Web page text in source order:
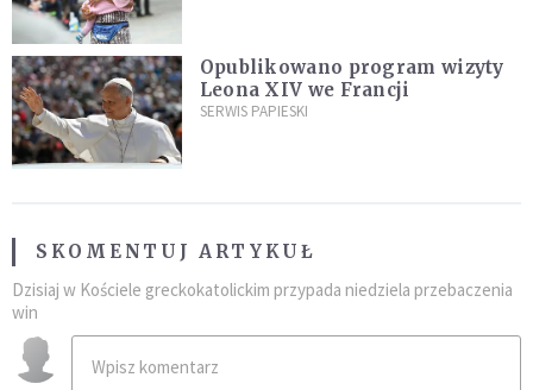
Opublikowano program wizyty
Leona XIV we Francji
SERWIS PAPIESKI
SKOMENTUJ ARTYKUŁ
Dzisiaj w Kościele greckokatolickim przypada niedziela przebaczenia
win